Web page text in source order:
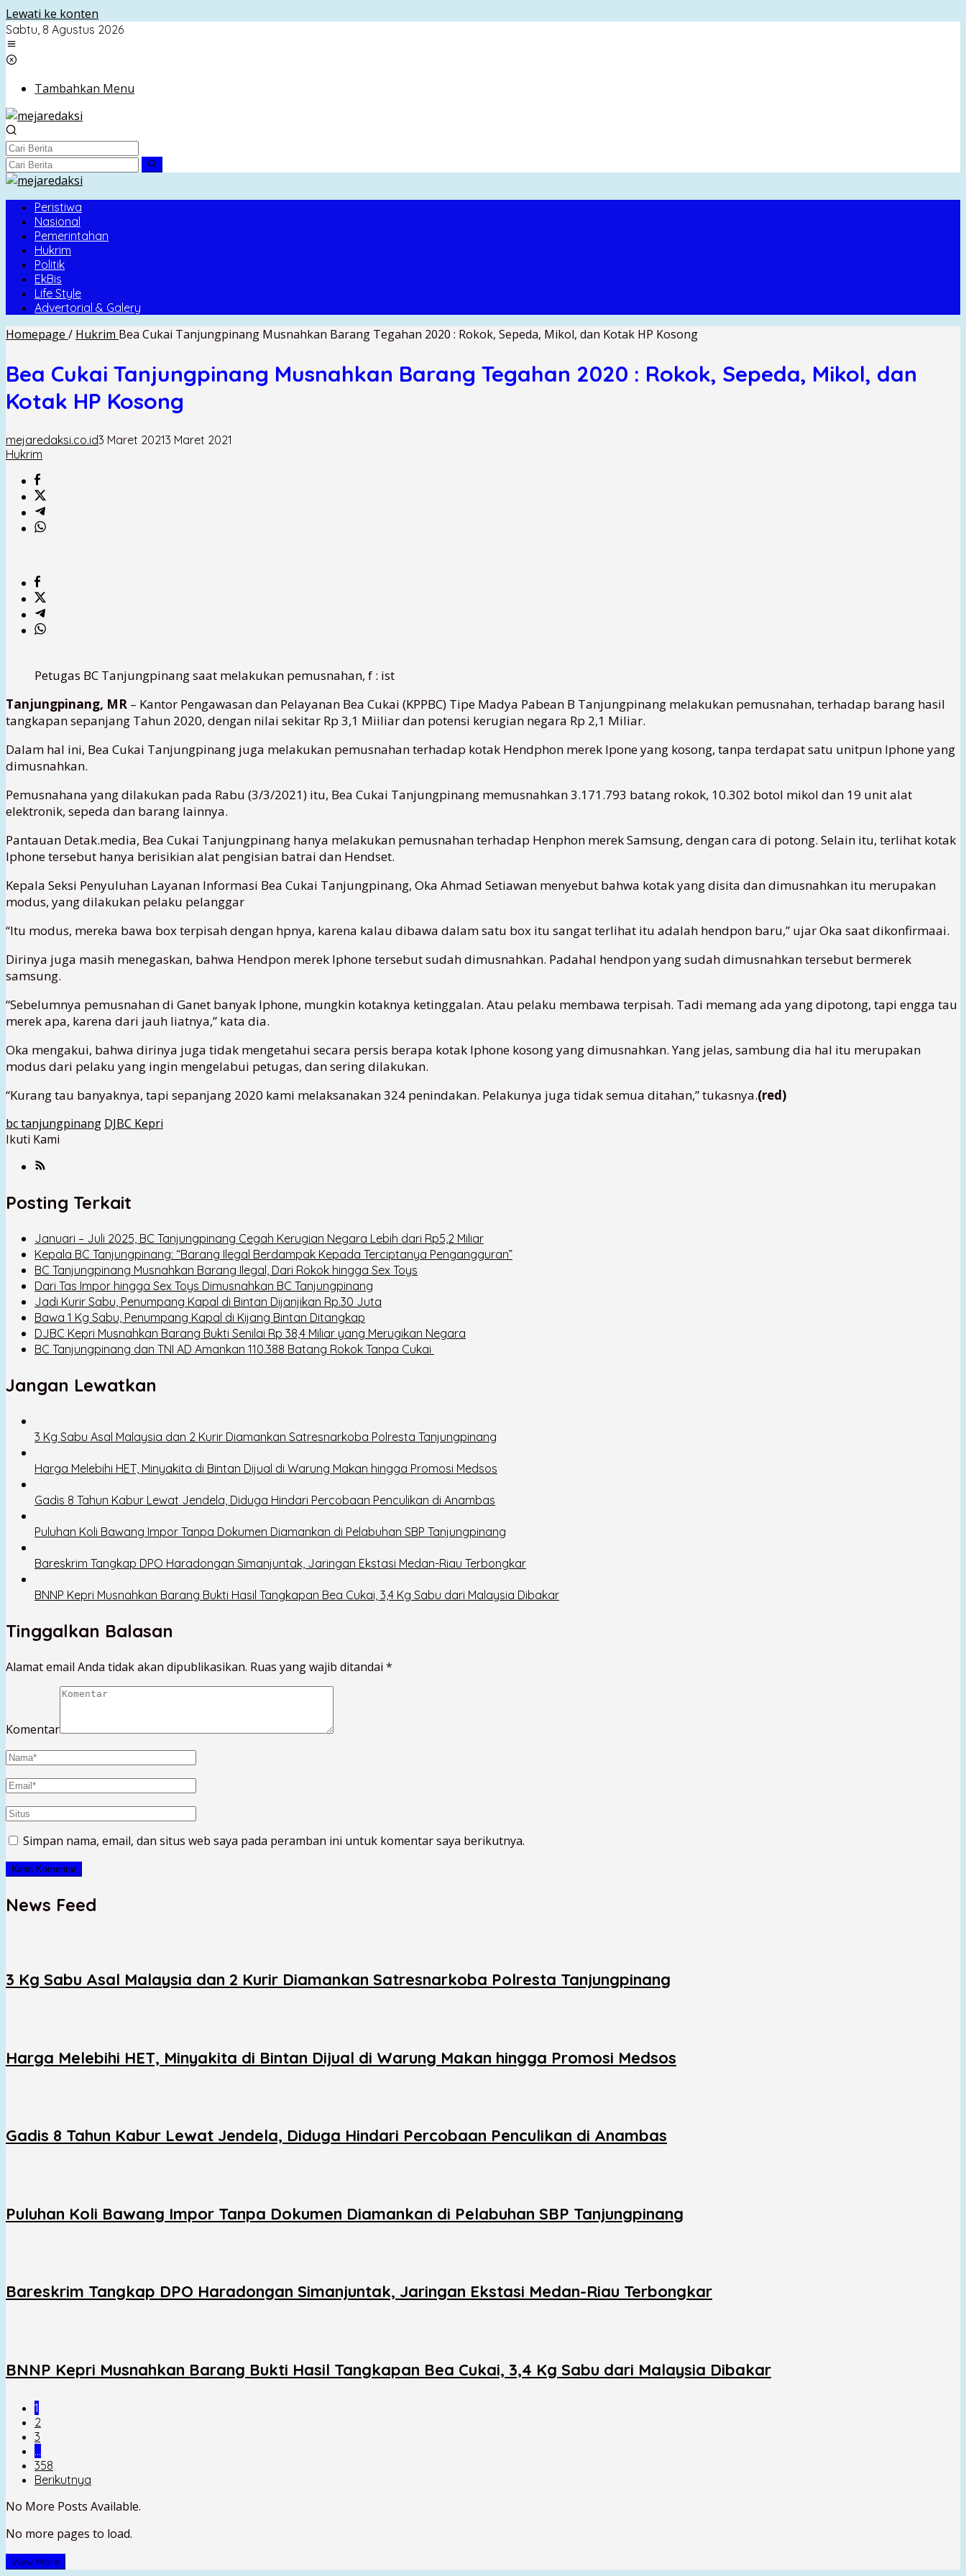
Lewati ke konten
Sabtu, 8 Agustus 2026
Tambahkan Menu
Peristiwa
Nasional
Pemerintahan
Hukrim
Politik
EkBis
Life Style
Advertorial & Galery
Homepage / Hukrim Bea Cukai Tanjungpinang Musnahkan Barang Tegahan 2020 : Rokok, Sepeda, Mikol, dan Kotak HP Kosong
Bea Cukai Tanjungpinang Musnahkan Barang Tegahan 2020 : Rokok, Sepeda, Mikol, dan
Kotak HP Kosong
mejaredaksi.co.id3 Maret 20213 Maret 2021
Hukrim
Petugas BC Tanjungpinang saat melakukan pemusnahan, f : ist
Tanjungpinang, MR – Kantor Pengawasan dan Pelayanan Bea Cukai (KPPBC) Tipe Madya Pabean B Tanjungpinang melakukan pemusnahan, terhadap barang hasil
tangkapan sepanjang Tahun 2020, dengan nilai sekitar Rp 3,1 Miiliar dan potensi kerugian negara Rp 2,1 Miliar.
Dalam hal ini, Bea Cukai Tanjungpinang juga melakukan pemusnahan terhadap kotak Hendphon merek Ipone yang kosong, tanpa terdapat satu unitpun Iphone yang
dimusnahkan.
Pemusnahana yang dilakukan pada Rabu (3/3/2021) itu, Bea Cukai Tanjungpinang memusnahkan 3.171.793 batang rokok, 10.302 botol mikol dan 19 unit alat
elektronik, sepeda dan barang lainnya.
Pantauan Detak.media, Bea Cukai Tanjungpinang hanya melakukan pemusnahan terhadap Henphon merek Samsung, dengan cara di potong. Selain itu, terlihat kotak
Iphone tersebut hanya berisikian alat pengisian batrai dan Hendset.
Kepala Seksi Penyuluhan Layanan Informasi Bea Cukai Tanjungpinang, Oka Ahmad Setiawan menyebut bahwa kotak yang disita dan dimusnahkan itu merupakan
modus, yang dilakukan pelaku pelanggar
“Itu modus, mereka bawa box terpisah dengan hpnya, karena kalau dibawa dalam satu box itu sangat terlihat itu adalah hendpon baru,” ujar Oka saat dikonfirmaai.
Dirinya juga masih menegaskan, bahwa Hendpon merek Iphone tersebut sudah dimusnahkan. Padahal hendpon yang sudah dimusnahkan tersebut bermerek
samsung.
“Sebelumnya pemusnahan di Ganet banyak Iphone, mungkin kotaknya ketinggalan. Atau pelaku membawa terpisah. Tadi memang ada yang dipotong, tapi engga tau
merek apa, karena dari jauh liatnya,” kata dia.
Oka mengakui, bahwa dirinya juga tidak mengetahui secara persis berapa kotak Iphone kosong yang dimusnahkan. Yang jelas, sambung dia hal itu merupakan
modus dari pelaku yang ingin mengelabui petugas, dan sering dilakukan.
“Kurang tau banyaknya, tapi sepanjang 2020 kami melaksanakan 324 penindakan. Pelakunya juga tidak semua ditahan,” tukasnya.(red)
bc tanjungpinang DJBC Kepri
Ikuti Kami
Posting Terkait
Januari – Juli 2025, BC Tanjungpinang Cegah Kerugian Negara Lebih dari Rp5,2 Miliar
Kepala BC Tanjungpinang: “Barang Ilegal Berdampak Kepada Terciptanya Pengangguran”
BC Tanjungpinang Musnahkan Barang Ilegal, Dari Rokok hingga Sex Toys
Dari Tas Impor hingga Sex Toys Dimusnahkan BC Tanjungpinang
Jadi Kurir Sabu, Penumpang Kapal di Bintan Dijanjikan Rp.30 Juta
Bawa 1 Kg Sabu, Penumpang Kapal di Kijang Bintan Ditangkap
DJBC Kepri Musnahkan Barang Bukti Senilai Rp 38,4 Miliar yang Merugikan Negara
BC Tanjungpinang dan TNI AD Amankan 110.388 Batang Rokok Tanpa Cukai
Jangan Lewatkan
3 Kg Sabu Asal Malaysia dan 2 Kurir Diamankan Satresnarkoba Polresta Tanjungpinang
Harga Melebihi HET, Minyakita di Bintan Dijual di Warung Makan hingga Promosi Medsos
Gadis 8 Tahun Kabur Lewat Jendela, Diduga Hindari Percobaan Penculikan di Anambas
Puluhan Koli Bawang Impor Tanpa Dokumen Diamankan di Pelabuhan SBP Tanjungpinang
Bareskrim Tangkap DPO Haradongan Simanjuntak, Jaringan Ekstasi Medan-Riau Terbongkar
BNNP Kepri Musnahkan Barang Bukti Hasil Tangkapan Bea Cukai, 3,4 Kg Sabu dari Malaysia Dibakar
Tinggalkan Balasan
Alamat email Anda tidak akan dipublikasikan. Ruas yang wajib ditandai *
Komentar
Simpan nama, email, dan situs web saya pada peramban ini untuk komentar saya berikutnya.
News Feed
3 Kg Sabu Asal Malaysia dan 2 Kurir Diamankan Satresnarkoba Polresta Tanjungpinang
Harga Melebihi HET, Minyakita di Bintan Dijual di Warung Makan hingga Promosi Medsos
Gadis 8 Tahun Kabur Lewat Jendela, Diduga Hindari Percobaan Penculikan di Anambas
Puluhan Koli Bawang Impor Tanpa Dokumen Diamankan di Pelabuhan SBP Tanjungpinang
Bareskrim Tangkap DPO Haradongan Simanjuntak, Jaringan Ekstasi Medan-Riau Terbongkar
BNNP Kepri Musnahkan Barang Bukti Hasil Tangkapan Bea Cukai, 3,4 Kg Sabu dari Malaysia Dibakar
1
2
3
…
358
Berikutnya
No More Posts Available.
No more pages to load.
View More